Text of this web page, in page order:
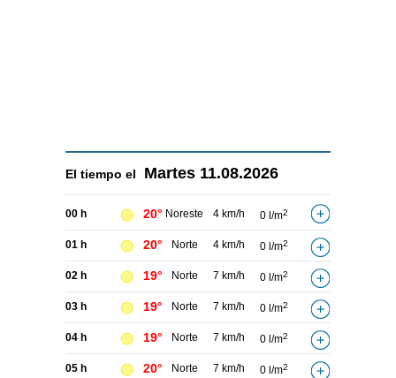
El tiempo el Martes 11.08.2026
00 h 20° Noreste 4 km/h 0 l/m2
01 h 20° Norte 4 km/h 0 l/m2
02 h 19° Norte 7 km/h 0 l/m2
03 h 19° Norte 7 km/h 0 l/m2
04 h 19° Norte 7 km/h 0 l/m2
05 h 20° Norte 7 km/h 0 l/m2